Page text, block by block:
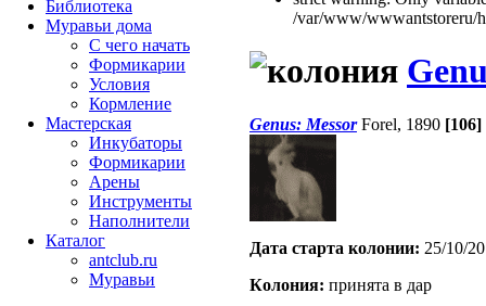
/var/www/wwwantstoreru/
Genus: MessorForel, 1890
Дата старта кoлонии: 25/10/
Кoлония: принята в дар
Библиотека
Муравьи дома
С чего начать
Формикарии
Условия
Кормление
Мастерская
Инкубаторы
Формикарии
Арены
Инструменты
Наполнители
Каталог
antclub.ru
Муравьи